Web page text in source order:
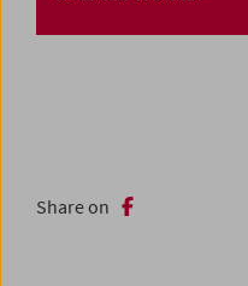
Share on